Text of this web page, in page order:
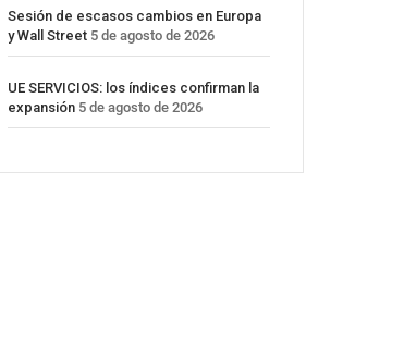
Sesión de escasos cambios en Europa
y Wall Street 5 de agosto de 2026
UE SERVICIOS: los índices confirman la
expansión 5 de agosto de 2026